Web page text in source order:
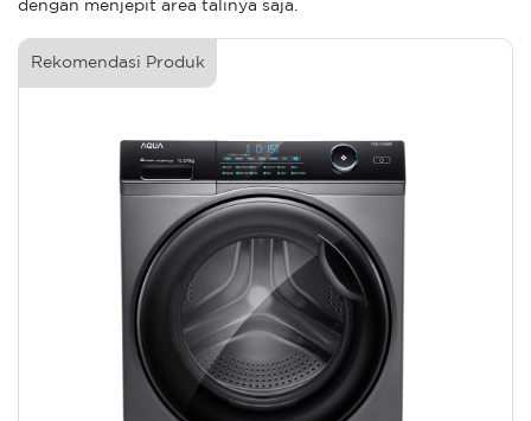
dengan menjepit area talinya saja.
Rekomendasi Produk